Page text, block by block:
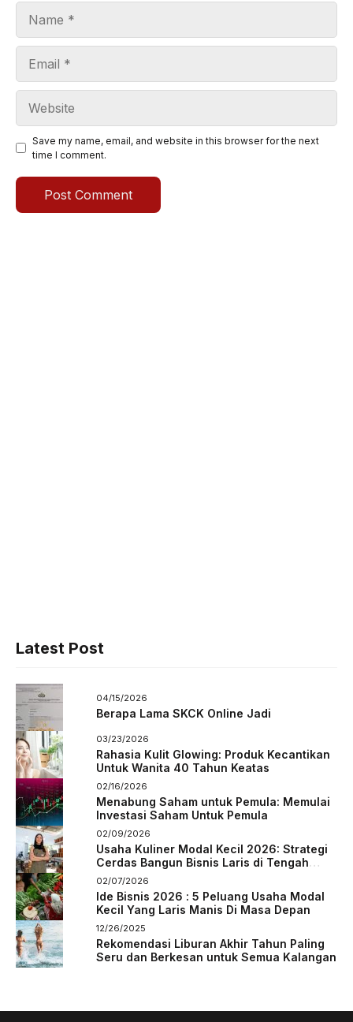
Save my name, email, and website in this browser for the next
time I comment.
Latest Post
04/15/2026
Berapa Lama SKCK Online Jadi
03/23/2026
Rahasia Kulit Glowing: Produk Kecantikan
Untuk Wanita 40 Tahun Keatas
02/16/2026
Menabung Saham untuk Pemula: Memulai
Investasi Saham Untuk Pemula
02/09/2026
Usaha Kuliner Modal Kecil 2026: Strategi
Cerdas Bangun Bisnis Laris di Tengah
Persaingan
02/07/2026
Ide Bisnis 2026 : 5 Peluang Usaha Modal
Kecil Yang Laris Manis Di Masa Depan
12/26/2025
Rekomendasi Liburan Akhir Tahun Paling
Seru dan Berkesan untuk Semua Kalangan